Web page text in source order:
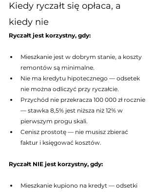
Kiedy ryczałt się opłaca, a
kiedy nie
Ryczałt jest korzystny, gdy:
Mieszkanie jest w dobrym stanie, a koszty
remontów są minimalne.
Nie ma kredytu hipotecznego — odsetek
nie można odliczyć przy ryczałcie.
Przychód nie przekracza 100 000 zł rocznie
— stawka 8,5% jest niższa niż 12% w
pierwszym progu skali.
Cenisz prostotę — nie musisz zbierać
faktur i księgować kosztów.
Ryczałt NIE jest korzystny, gdy:
Mieszkanie kupiono na kredyt — odsetki